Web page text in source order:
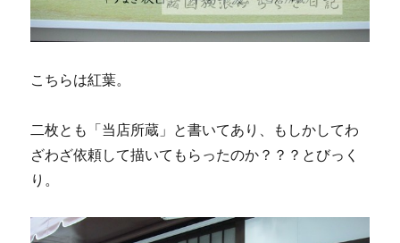
こちらは紅葉。
二枚とも「当店所蔵」と書いてあり、もしかしてわ
ざわざ依頼して描いてもらったのか？？？とびっく
り。